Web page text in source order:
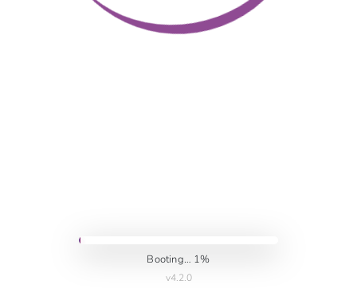
Booting… 1%
v4.2.0